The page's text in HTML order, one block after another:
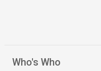
Who's Who